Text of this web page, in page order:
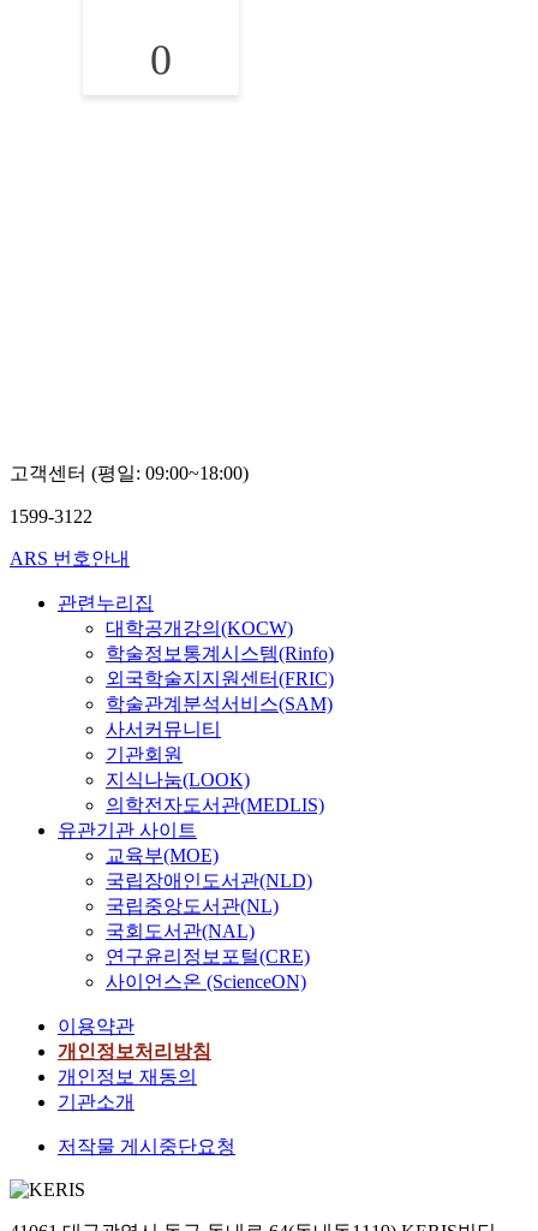
0
고객센터 (평일: 09:00~18:00)
1599-3122
ARS 번호안내
관련누리집
대학공개강의(KOCW)
학술정보통계시스템(Rinfo)
외국학술지지원센터(FRIC)
학술관계분석서비스(SAM)
사서커뮤니티
기관회원
지식나눔(LOOK)
의학전자도서관(MEDLIS)
유관기관 사이트
교육부(MOE)
국립장애인도서관(NLD)
국립중앙도서관(NL)
국회도서관(NAL)
연구윤리정보포털(CRE)
사이언스온 (ScienceON)
이용약관
개인정보처리방침
개인정보 재동의
기관소개
저작물 게시중단요청